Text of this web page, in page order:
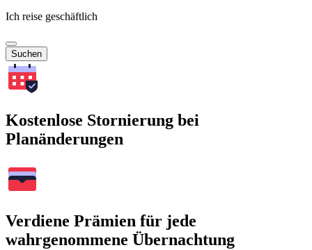
Ich reise geschäftlich
Suchen
Kostenlose Stornierung bei
Planänderungen
Verdiene Prämien für jede
wahrgenommene Übernachtung